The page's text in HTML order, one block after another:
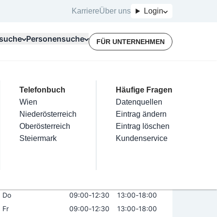
KarriereÜber uns Login
Kategorien
Friseur
Nägel
Haarentfernung
Make-Up
Für Unternehmer
Terminbuchung
Kostenlose Beratung
Top Branchen
Elektriker
Installateure
Maler & Lackierer
Branchen A-Z
Mein Firmeneintrag
Eintrag hinzufügen
Eintrag beanspruchen
Eintrag verwalten
Eintrag bewerben
Personensuche
Telefonbuch
Wien
Niederösterreich
Oberösterreich
Steiermark
Häufige Fragen
Datenquellen
Eintrag ändern
Eintrag löschen
Kundenservice
FÜR UNTERNEHMEN
Öffnungszeiten Jetzt geöffnet
Do
09:00-12:30 13:00-18:00
Fr
09:00-12:30 13:00-18:00